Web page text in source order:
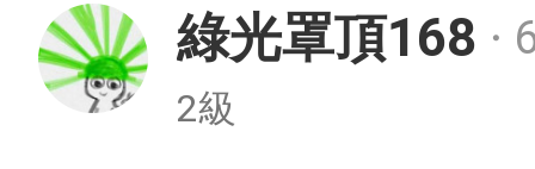
綠光罩頂168 ・
2級